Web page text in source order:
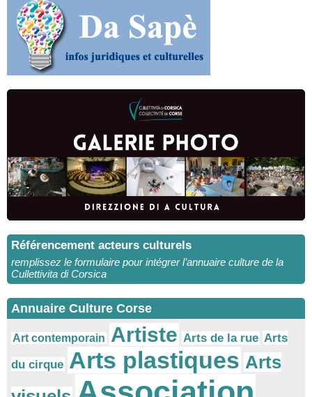
Référencement acteurs culturels
remplissez le formulaire pour intégrer l’annuaire culture de la
Cullettivita di Corsica
Annuaire Culture Corse
Art contemporain Artiste Arts de la rue Arts
du cirque Arts plastiques Arts